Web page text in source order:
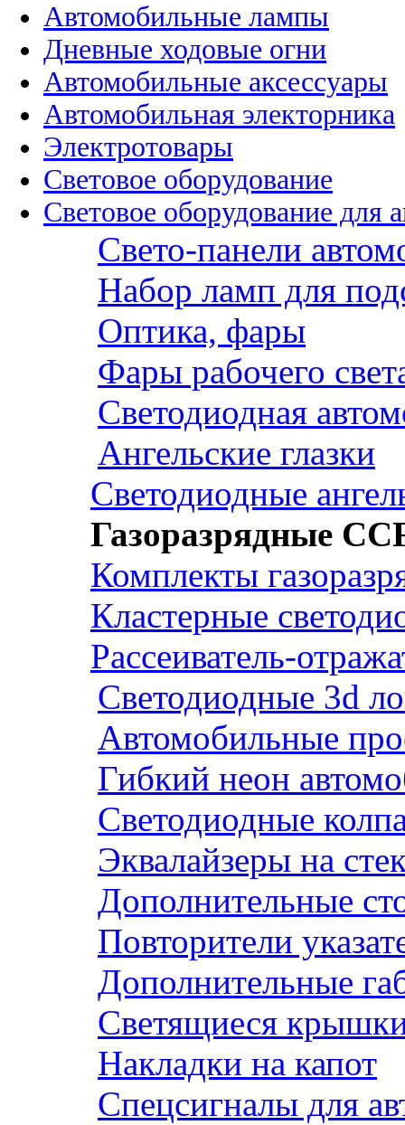
Автомобильные лампы
Дневные ходовые огни
Автомобильные аксессуары
Автомобильная электорника
Электротовары
Световое оборудование
Световое оборудование для
Свето-панели
Набор ламп для
Оптика, фары
Фары рабочего
Светодиодная
Ангельские глазки
Светодиодные
Газоразрядные
Комплекты
Кластерные
Рассеиватель-
Светодиодные 3d
Автомобильные
Гибкий неон
Светодиодные
Эквалайзеры на
Дополнительные
Повторители
Дополнительные
Светящиеся
Накладки на капот
Спецсигналы для